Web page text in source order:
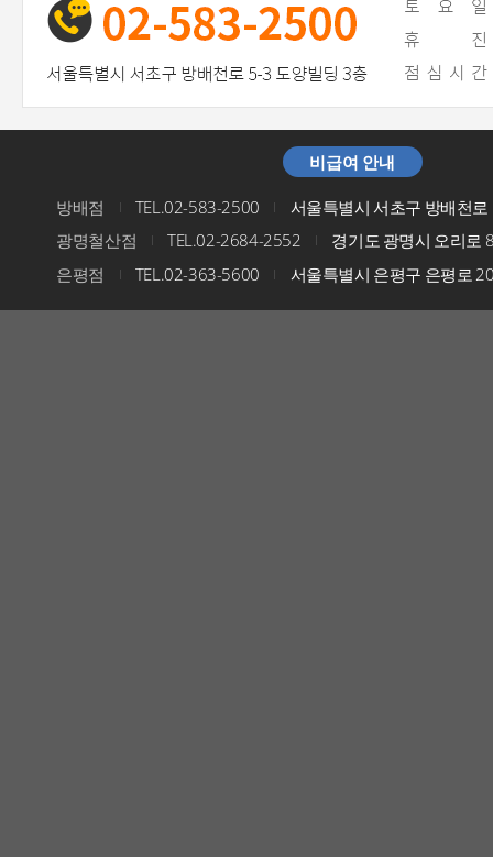
비급여 안내
방배점 I TEL.02-583-2500 I
서울특별시 서초구 방배천
광명철산점
I TEL.02-2684-2552 I
경기도 광명시 오리로
은평점
I TEL.02-363-5600 I 서울특별시 은평구 은평로